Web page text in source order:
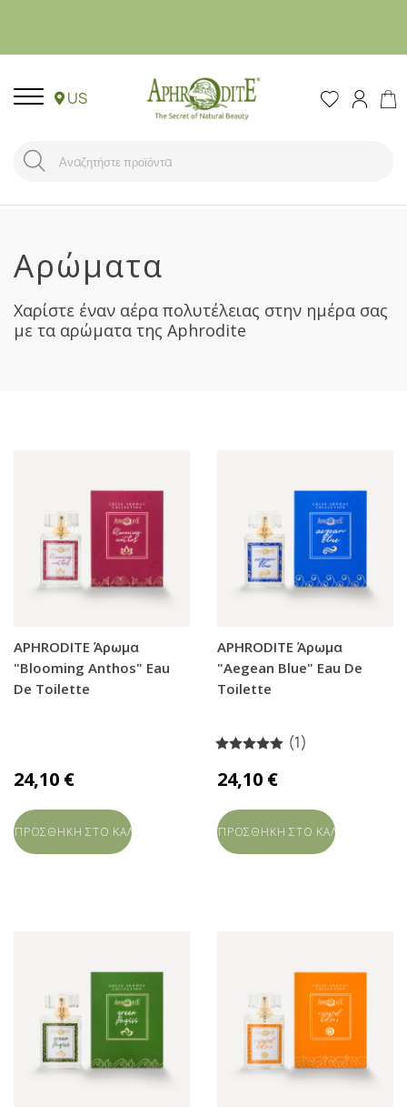
US
Αρώματα
Χαρίστε έναν αέρα πολυτέλειας στην ημέρα σας
με τα αρώματα της Aphrodite
APHRODITE Άρωμα
"Blooming Anthos" Eau
De Toilette
24,10 €
ΠΡΟΣΘΗΚΗ ΣΤΟ ΚΑΛΑΘΙ
APHRODITE Άρωμα
"Aegean Blue" Eau De
Toilette
(1)
24,10 €
ΠΡΟΣΘΗΚΗ ΣΤΟ ΚΑΛΑΘΙ